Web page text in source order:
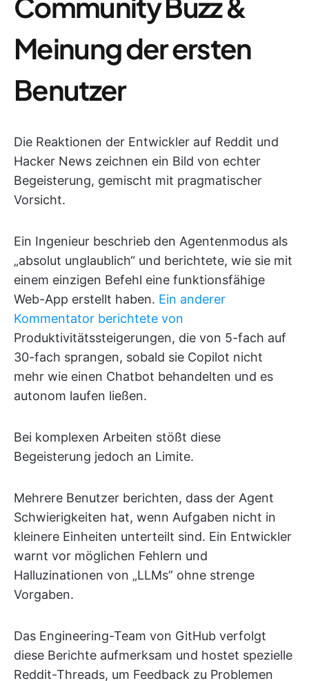
Meinung der ersten
Benutzer
Die Reaktionen der Entwickler auf Reddit und
Hacker News zeichnen ein Bild von echter
Begeisterung, gemischt mit pragmatischer
Vorsicht.
Ein Ingenieur beschrieb den Agentenmodus als
„absolut unglaublich“ und berichtete, wie sie mit
einem einzigen Befehl eine funktionsfähige
Web-App erstellt haben. Ein anderer
Kommentator berichtete von
Produktivitätssteigerungen, die von 5-fach auf
30-fach sprangen, sobald sie Copilot nicht
mehr wie einen Chatbot behandelten und es
autonom laufen ließen.
Bei komplexen Arbeiten stößt diese
Begeisterung jedoch an Limite.
Mehrere Benutzer berichten, dass der Agent
Schwierigkeiten hat, wenn Aufgaben nicht in
kleinere Einheiten unterteilt sind. Ein Entwickler
warnt vor möglichen Fehlern und
Halluzinationen von „LLMs” ohne strenge
Vorgaben.
Das Engineering-Team von GitHub verfolgt
diese Berichte aufmerksam und hostet spezielle
Reddit-Threads, um Feedback zu Problemen